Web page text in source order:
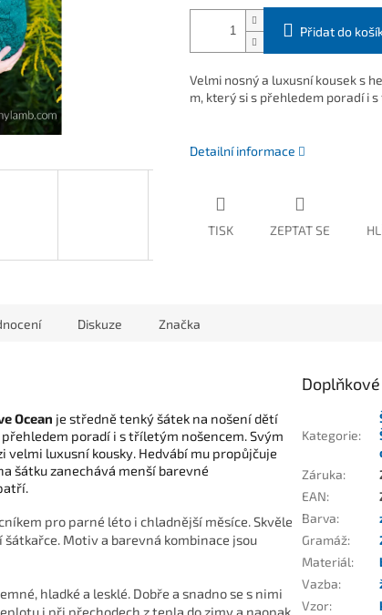
Přidat do
Velmi nosný a luxusní kousek s
m, který si s přehledem poradí i
Detailní informace
TISK ZEPTAT SE
Diskuze Značka
Ocean je středně tenký šátek na nošení dětí
poradí i s tříletým nošencem. Svým
velmi luxusní kousky. Hedvábí mu propůjčuje
šátku zanechává menší barevné
pro parné léto i chladnější měsíce. Skvěle
Motiv a barevná kombinace jsou
hladké a lesklé. Dobře a snadno se s nimi
i při přechodech z tepla do zimy a naopak,
Kategorie:
Záruka:
EAN:
Barva:
Gramáž:
Materiál:
Vazba:
Vzor: